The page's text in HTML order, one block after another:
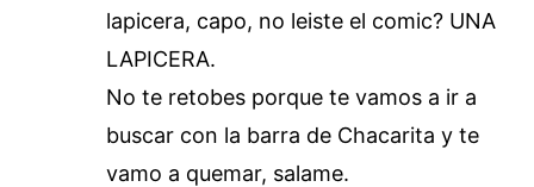
lapicera, capo, no leiste el comic? UNA
LAPICERA.
No te retobes porque te vamos a ir a
buscar con la barra de Chacarita y te
vamo a quemar, salame.